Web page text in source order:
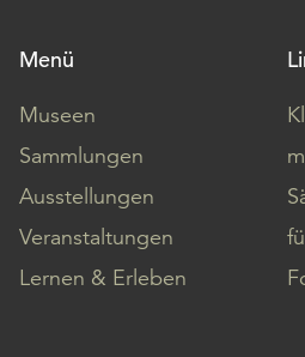
Menü
Museen
Sammlungen
Ausstellungen
Veranstaltungen
Lernen & Erleben